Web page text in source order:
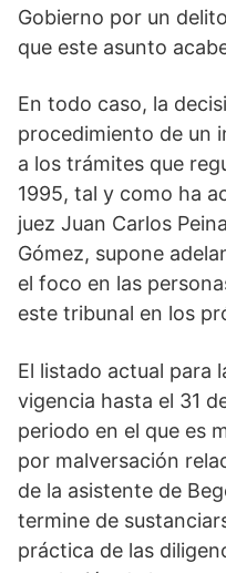
Gobierno por un
que este asunto
En todo caso, la
procedimiento de un
a los trámites que
1995, tal y como ha
juez Juan Carlos
Gómez, supone
el foco en las
este tribunal en los
El listado actual para
vigencia hasta el 31
periodo en el que es
por malversación
de la asistente de
termine de
práctica de las